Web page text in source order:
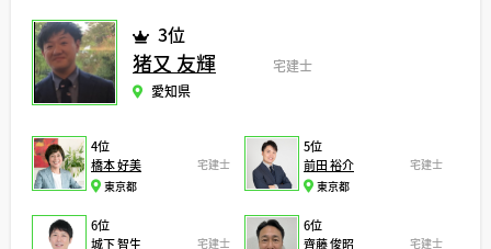
3位
猪又 友輝
宅建士
愛知県
4位
橋本 好美
宅建士
東京都
5位
前田 裕介
宅建士
東京都
6位
城下 智生
宅建士
6位
齊藤 俊昭
宅建士